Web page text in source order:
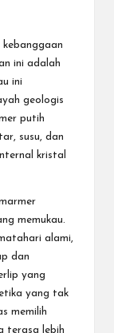
ini adalah
ini
geologis
putih
susu, dan
kristal
memukau.
alami,
dan
yang
yang tak
memilih
terasa lebih